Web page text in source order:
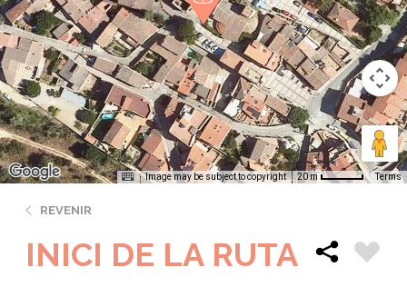
Image may be subject to copyright 20 m Terms
REVENIR
INICI DE LA RUTA